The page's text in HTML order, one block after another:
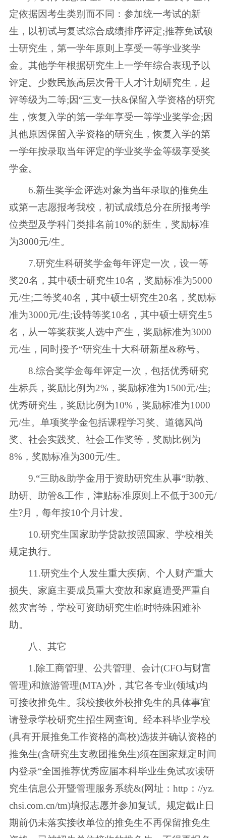
定依据因考生类别而不同：参加统一考试的新
生，以初试与复试综合成绩排序评定;推荐免试硕
士研究生，第一学年原则上享受一等学业奖学
金。其他学年根据研究生上一学年综合表现予以
评定。少数民族高层次骨干人才计划研究生，起
评等级为二等;因“三支一扶&保留入学资格的研究
生，恢复入学的第一学年享受一等学业奖学金;因
其他原因保留入学资格的研究生，恢复入学的第
一学年按录取当年评定的学业奖学金等级享受奖
学金。
6.新生奖学金评选对象为当年录取的推免生
或第一志愿报考我校，初试成绩总分在所报考学
位类型及学科门类排名前10%的新生，奖励标准
为3000元/生。
7.研究生科研奖学金每年评定一次，设一等
奖20名，其中硕士研究生10名，奖励标准为5000
元/生;二等奖40名，其中硕士研究生20名，奖励标
准为3000元/生;设特等奖10名，其中硕士研究生5
名，从一等奖获奖人选中产生，奖励标准为3000
元/生，同时授予“研究生十大科研新星&称号。
8.综合奖学金每年评定一次，包括优秀研究
生标兵，奖励比例为2%，奖励标准为1500元/生;
优秀研究生，奖励比例为10%，奖励标准为1000
元/生。单项奖学金包括课程学习奖、道德风尚
奖、社会实践奖、社会工作奖等，奖励比例为
8%，奖励标准为300元/生。
9.“三助&助学金用于资助研究生从事“助教、
助研、助管&工作，津贴标准原则上不低于300元/
生?月，每年按10个月计发。
10.研究生国家助学贷款按照国家、学校相关
规定执行。
11.研究生个人发生重大疾病、个人财产重大
损失、家庭主要成员重大变故和家庭遭受严重自
然灾害等，学校可资助研究生临时特殊困难补
助。
八、其它
1.除工商管理、公共管理、会计(CFO与财富
管理)和旅游管理(MTA)外，其它各专业(领域)均
可接收推免生。我校接收外校推免生的具体事宜
请登录学校研究生招生网查询。经本科毕业学校
(具有开展推免工作资格的高校)选拔并确认资格的
推免生(含研究生支教团推免生)须在国家规定时间
内登录“全国推荐优秀应届本科毕业生免试攻读研
究生信息公开暨管理服务系统&(网址：http：//yz.
chsi.com.cn/tm)填报志愿并参加复试。规定截止日
期前仍未落实接收单位的推免生不再保留推免生